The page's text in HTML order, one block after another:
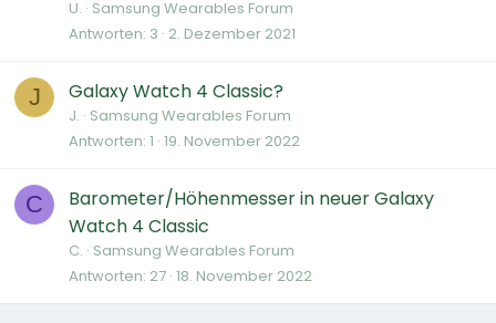
U. Samsung Wearables Forum
Antworten 3 2. Dezember 2021
J Galaxy Watch 4 Classic?
J. Samsung Wearables Forum
Antworten 1 19. November 2022
C
Barometer/Höhenmesser in neuer Galaxy
Watch 4 Classic
C. Samsung Wearables Forum
Antworten 27 18. November 2022